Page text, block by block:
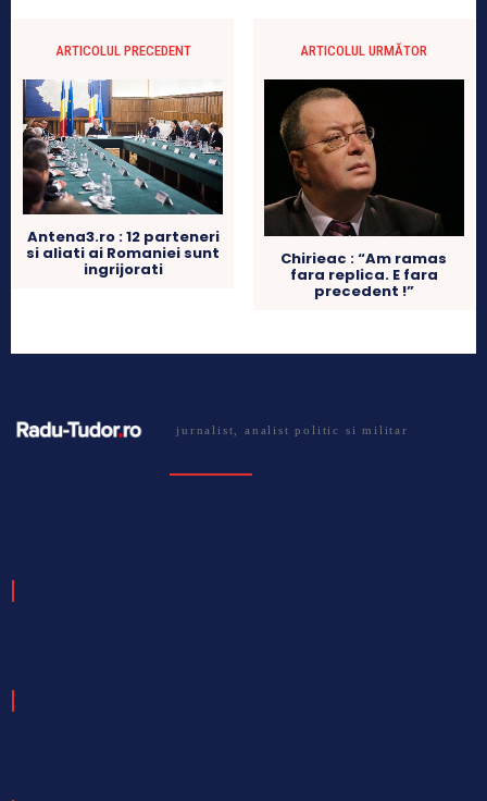
ARTICOLUL PRECEDENT
Antena3.ro : 12 parteneri
si aliati ai Romaniei sunt
ingrijorati
ARTICOLUL URMĂTOR
Chirieac : “Am ramas
fara replica. E fara
precedent !”
jurnalist, analist politic si militar